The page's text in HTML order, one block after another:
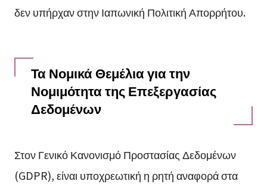
δεν υπήρχαν στην Ιαπωνική Πολιτική Απορρήτου.
Τα Νομικά Θεμέλια για την
Νομιμότητα της Επεξεργασίας
Δεδομένων
Στον Γενικό Κανονισμό Προστασίας Δεδομένων
(GDPR), είναι υποχρεωτική η ρητή αναφορά στα